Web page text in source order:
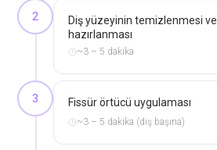
2
Diş yüzeyinin temizlenmesi ve
hazırlanması
~3 – 5 dakika
3 Fissür örtücü uygulaması
~3 – 5 dakika (diş başına)